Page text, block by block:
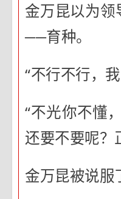
金万昆以为领
──育种。
“不行不行，
“不光你不懂
还要不要呢
金万昆被说服